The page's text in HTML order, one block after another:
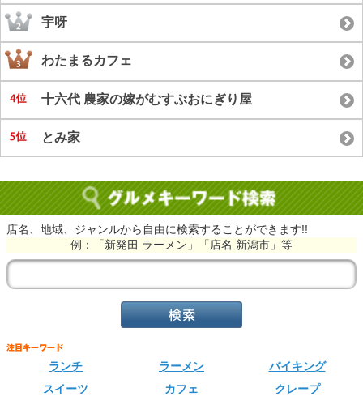
宇呀
わたまるカフェ
十六代 農家の嫁がむすぶおにぎり屋
とみ家
店名、地域、ジャンルから自由に検索することができます!!
例：「新発田 ラーメン」「店名 新潟市」等
ランチ ラーメン
バイキング
スイーツ
カフェ クレープ